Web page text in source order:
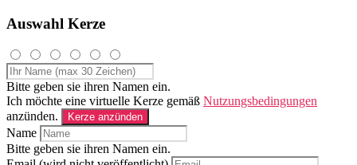
Auswahl Kerze
Bitte geben sie ihren Namen ein.
Ich möchte eine virtuelle Kerze gemäß Nutzungsbedingungen
anzünden.
Kerze anzünden
Name
Bitte geben sie ihren Namen ein.